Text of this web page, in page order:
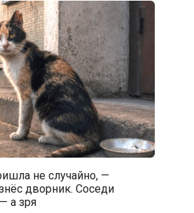
не случайно, —
дворник. Соседи
а зря